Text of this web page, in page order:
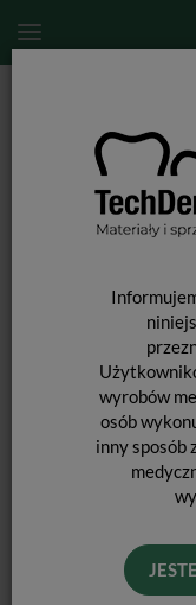
wyrobów
osób
inny sposób